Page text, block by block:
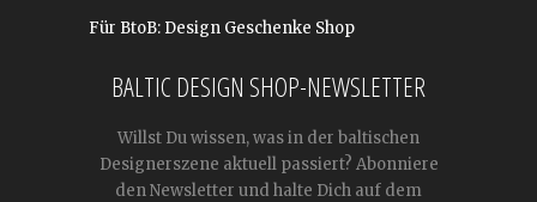
Für BtoB: Design Geschenke Shop
BALTIC DESIGN SHOP-NEWSLETTER
Willst Du wissen, was in der baltischen
Designerszene aktuell passiert? Abonniere
den Newsletter und halte Dich auf dem